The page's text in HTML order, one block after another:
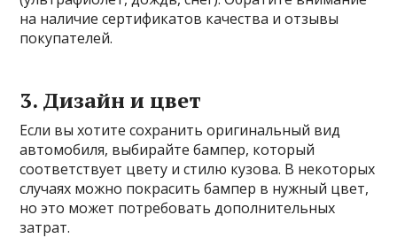
на наличие сертификатов качества и отзывы
покупателей.
3. Дизайн и цвет
Если вы хотите сохранить оригинальный вид
автомобиля, выбирайте бампер, который
соответствует цвету и стилю кузова. В некоторых
случаях можно покрасить бампер в нужный цвет,
но это может потребовать дополнительных
затрат.